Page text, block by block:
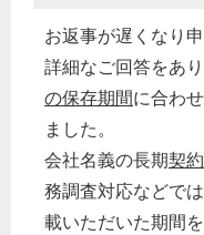
お返事が遅くなり
詳細なご回答をあ
の保存期間に合わ
ました。
会社名義の長期契約
務調査対応などで
載いただいた期間